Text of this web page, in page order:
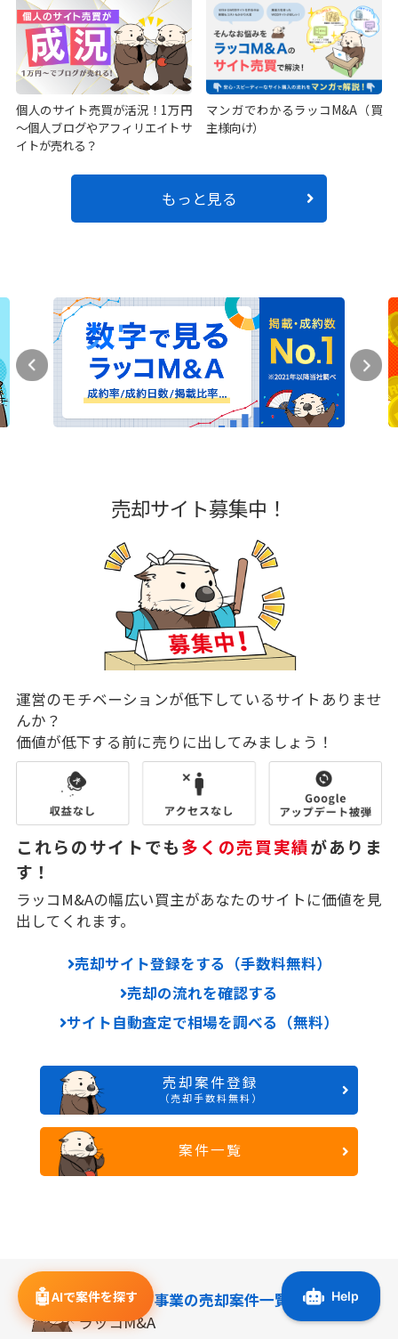
個人のサイト売買が活況！1万円
～個人ブログやアフィリエイトサ
イトが売れる？
マンガでわかるラッコM&A（買
主様向け）
もっと見る
売却サイト募集中！
運営のモチベーションが低下しているサイトありませ
んか？
価値が低下する前に売りに出してみましょう！
これらのサイトでも多くの売買実績がありま
す！
ラッコM&Aの幅広い買主があなたのサイトに価値を見
出してくれます。
売却サイト登録をする（手数料無料）
売却の流れを確認する
サイト自動査定で相場を調べる（無料）
売却案件登録
（売却手数料無料）
案件一覧
🤖AIで案件を探す
オンライン事業の売却案件一覧
ラッコM&A